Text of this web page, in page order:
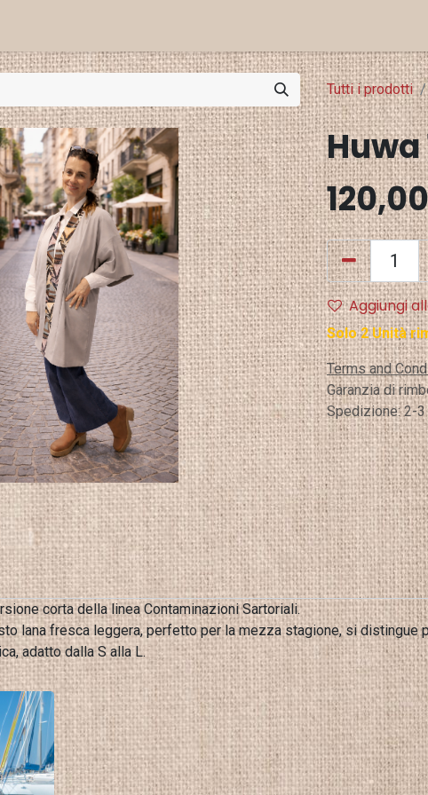
Tutti i prodotti
Huwa
120,00
Aggiungi
Solo 2 Unità
Terms and
Garanzia di
Spedizione: 2-
corta della linea Contaminazioni Sartoriali.
lana fresca leggera, perfetto per la mezza stagione, si distingue
adatto dalla S alla L.